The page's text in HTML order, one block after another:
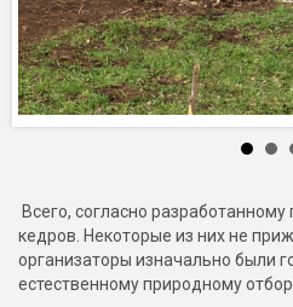
Всего, согласно
кедров. Некоторые из них не
организаторы изначально были
естественному природному